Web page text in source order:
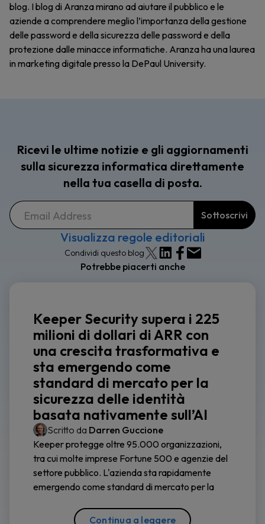
blog. I blog di Aranza mirano ad aiutare il pubblico e le
aziende a comprendere meglio l’importanza della gestione
delle password e della sicurezza delle password e della
protezione dalle minacce informatiche. Aranza ha una laurea
in marketing digitale presso la DePaul University.
Ricevi le ultime notizie e gli aggiornamenti
sulla sicurezza informatica direttamente
nella tua casella di posta.
Visualizza regole editoriali
Condividi questo blog
Potrebbe piacerti anche
Keeper Security supera i 225
milioni di dollari di ARR con
una crescita trasformativa e
sta emergendo come
standard di mercato per la
sicurezza delle identità
basata nativamente sull’AI
Scritto da Darren Guccione
Keeper protegge oltre 95.000 organizzazioni,
tra cui molte imprese Fortune 500 e agenzie del
settore pubblico. L'azienda sta rapidamente
emergendo come standard di mercato per la
Continua a leggere